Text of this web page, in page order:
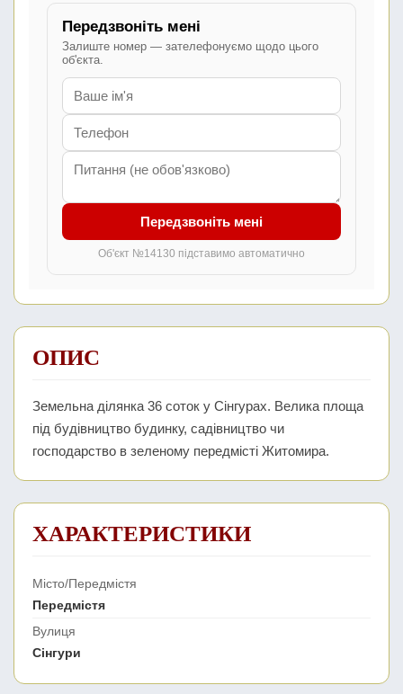
Передзвоніть мені
Залиште номер — зателефонуємо щодо цього
об'єкта.
Передзвоніть мені
Об'єкт №14130 підставимо автоматично
ОПИС
Земельна ділянка 36 соток у Сінгурах. Велика площа
під будівництво будинку, садівництво чи
господарство в зеленому передмісті Житомира.
ХАРАКТЕРИСТИКИ
Місто/Передмістя
Передмістя
Вулиця
Сінгури